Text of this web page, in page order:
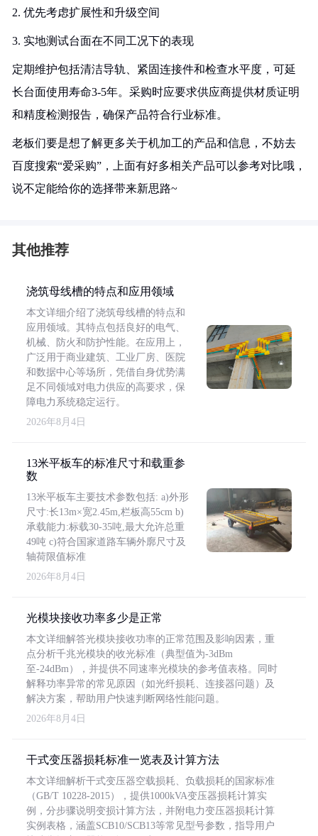
2. 优先考虑扩展性和升级空间
3. 实地测试台面在不同工况下的表现
定期维护包括清洁导轨、紧固连接件和检查水平度，可延
长台面使用寿命3-5年。采购时应要求供应商提供材质证明
和精度检测报告，确保产品符合行业标准。
老板们要是想了解更多关于机加工的产品和信息，不妨去
百度搜索“爱采购”，上面有好多相关产品可以参考对比哦，
说不定能给你的选择带来新思路~
其他推荐
浇筑母线槽的特点和应用领域
本文详细介绍了浇筑母线槽的特点和
应用领域。其特点包括良好的电气、
机械、防火和防护性能。在应用上，
广泛用于商业建筑、工业厂房、医院
和数据中心等场所，凭借自身优势满
足不同领域对电力供应的高要求，保
障电力系统稳定运行。
2026年8月4日
13米平板车的标准尺寸和载重参
数
13米平板车主要技术参数包括: a)外形
尺寸:长13m×宽2.45m,栏板高55cm b)
承载能力:标载30-35吨,最大允许总重
49吨 c)符合国家道路车辆外廓尺寸及
轴荷限值标准
2026年8月4日
光模块接收功率多少是正常
本文详细解答光模块接收功率的正常范围及影响因素，重
点分析千兆光模块的收光标准（典型值为-3dBm
至-24dBm），并提供不同速率光模块的参考值表格。同时
解释功率异常的常见原因（如光纤损耗、连接器问题）及
解决方案，帮助用户快速判断网络性能问题。
2026年8月4日
干式变压器损耗标准一览表及计算方法
本文详细解析干式变压器空载损耗、负载损耗的国家标准
（GB/T 10228-2015），提供1000kVA变压器损耗计算实
例，分步骤说明变损计算方法，并附电力变压器损耗计算
实例表格，涵盖SCB10/SCB13等常见型号参数，指导用户